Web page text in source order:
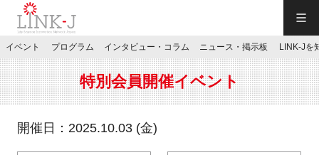
JP／EN
イベント プログラム インタビュー・コラム ニュース・掲示板 LINK-Jを
特別会員開催イベント
開催日：2025.10.03 (金)